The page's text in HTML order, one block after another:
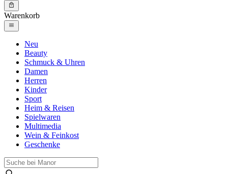
Warenkorb
Neu
Beauty
Schmuck & Uhren
Damen
Herren
Kinder
Sport
Heim & Reisen
Spielwaren
Multimedia
Wein & Feinkost
Geschenke